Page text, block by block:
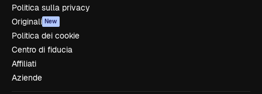
Politica sulla privacy
Originali New
Politica dei cookie
Centro di fiducia
Affiliati
Aziende